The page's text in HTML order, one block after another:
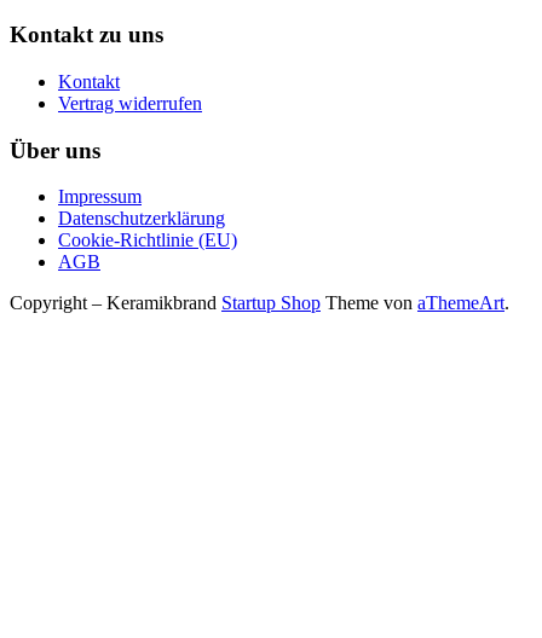
Kontakt zu uns
Kontakt
Vertrag widerrufen
Über uns
Impressum
Datenschutzerklärung
Cookie-Richtlinie (EU)
AGB
Copyright – Keramikbrand Startup Shop Theme von aThemeArt.